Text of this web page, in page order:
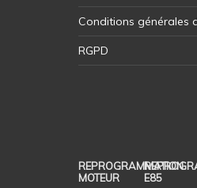
Conditions générales
RGPD
REPROGRAMMATION
MOTEUR
E85